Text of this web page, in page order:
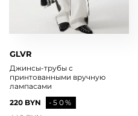
GLVR
Джинсы-трубы с
принтованными вручную
лампасами
220 BYN
-50%